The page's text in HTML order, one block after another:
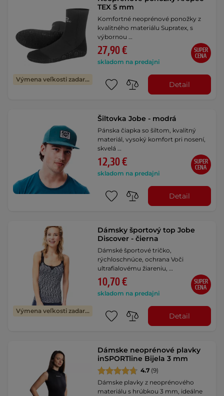
Výmena veľkosti zadarmo
TEX 5 mm
Komfortné neoprénové ponožky z
kvalitného materiálu Supratex, s
výbornou …
27,90 €
skladom na predajni
SUPER
CENA
Detail
Šiltovka Jobe - modrá
Pánska čiapka so šiltom, kvalitný
materiál, vysoký komfort pri nosení,
skvelá …
12,30 €
skladom na predajni
SUPER
CENA
Detail
Výmena veľkosti zadarmo
Dámsky športový top Jobe
Discover - čierna
Dámské športové tričko,
rýchloschnúce, ochrana Voči
ultrafialovému žiareniu, …
10,70 €
skladom na predajni
SUPER
CENA
Detail
Dámske neoprénové plavky
inSPORTline Bijela 3 mm
4.7 (9)
Dámske plavky z neoprénového
materiálu s hrúbkou 3 mm, ideálne